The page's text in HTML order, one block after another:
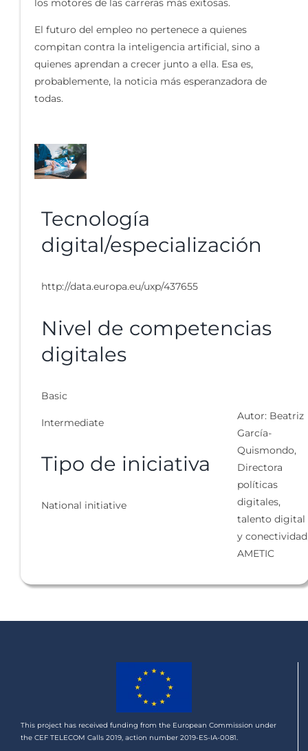
los motores de las carreras más exitosas.
El futuro del empleo no pertenece a quienes
compitan contra la inteligencia artificial, sino a
quienes aprendan a crecer junto a ella. Esa es,
probablemente, la noticia más esperanzadora de
todas.
Tecnología
digital/especialización
http://data.europa.eu/uxp/437655
Nivel de competencias
digitales
Basic
Intermediate
Tipo de iniciativa
National initiative
Autor: Beatriz
García-
Quismondo,
Directora
políticas
digitales,
talento digital
y
AMETIC
This project has received funding from the European Commission under
the CEF TELECOM Calls 2019, action number 2019-ES-IA-0081.